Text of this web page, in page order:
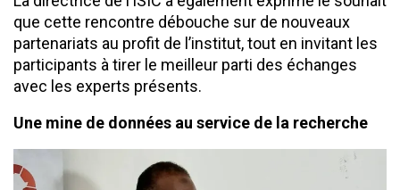
que cette rencontre débouche sur de nouveaux
partenariats au profit de l’institut, tout en invitant les
participants à tirer le meilleur parti des échanges
avec les experts présents.
Une mine de données au service de la recherche